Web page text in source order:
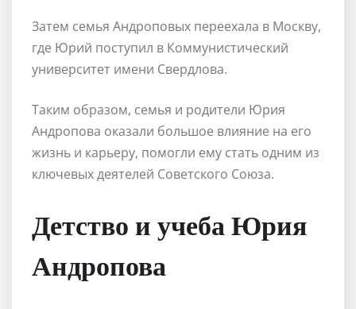
Затем семья Андроповых переехала в Москву,
где Юрий поступил в Коммунистический
университет имени Свердлова.
Таким образом, семья и родители Юрия
Андропова оказали большое влияние на его
жизнь и карьеру, помогли ему стать одним из
ключевых деятелей Советского Союза.
Детство и учеба Юрия
Андропова